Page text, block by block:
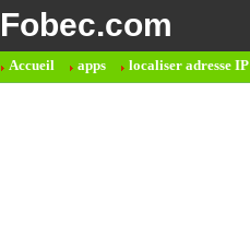
Fobec.com
Accueil apps localiser adresse IP